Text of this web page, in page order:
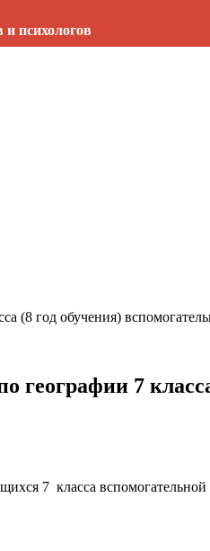
и психологов
(8 год обучения)
географии 7
7 класса